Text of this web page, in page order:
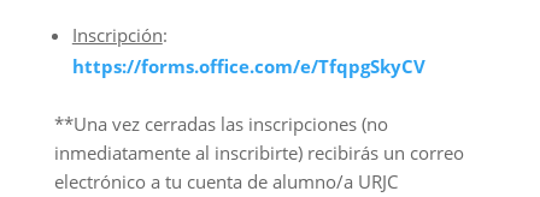
Inscripción:
https://forms.office.com/e/TfqpgSkyCV
**Una vez cerradas las inscripciones (no
inmediatamente al inscribirte) recibirás un correo
electrónico a tu cuenta de alumno/a URJC